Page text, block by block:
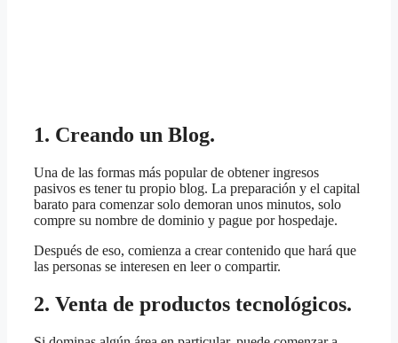
1. Creando un Blog.
Una de las formas más popular de obtener ingresos
pasivos es tener tu propio blog. La preparación y el capital
barato para comenzar solo demoran unos minutos, solo
compre su nombre de dominio y pague por hospedaje.
Después de eso, comienza a crear contenido que hará que
las personas se interesen en leer o compartir.
2. Venta de productos tecnológicos.